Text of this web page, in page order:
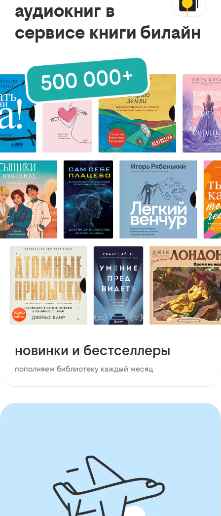
аудиокниг в
сервисе книги билайн
новинки и бестселлеры
пополняем библиотеку каждый месяц